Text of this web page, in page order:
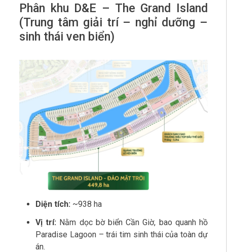
Phân khu D&E – The Grand Island
(Trung tâm giải trí – nghỉ dưỡng –
sinh thái ven biển)
Diện tích: ~938 ha
Vị trí: Nằm dọc bờ biển Cần Giờ, bao quanh hồ
Paradise Lagoon – trái tim sinh thái của toàn dự
án.